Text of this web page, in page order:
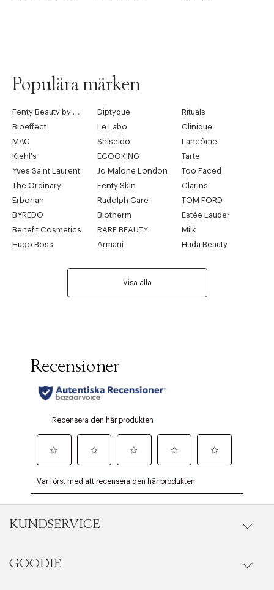
Populära märken
Diptyque
Rituals
Bioeffect
Le Labo
Clinique
MAC
Shiseido
Lancôme
Kiehl's
ECOOKING
Tarte
Yves Saint Laurent
Jo Malone London
Too Faced
The Ordinary
Fenty Skin
Clarins
Erborian
Rudolph Care
TOM FORD
BYREDO
Biotherm
Estée Lauder
Benefit Cosmetics
RARE BEAUTY
Milk
Hugo Boss
Armani Huda Beauty
Visa alla
KUNDSERVICE
Onlineköp
GOODIE